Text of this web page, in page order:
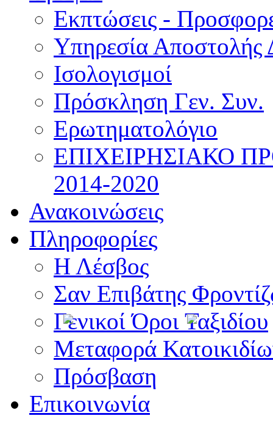
Εκπτώσεις -
Υπηρεσία Αποστολής
Ισολογισμοί
Πρόσκληση Γεν. Συν.
Ερωτηματολόγιο
ΕΠΙΧΕΙΡΗΣΙΑΚΟ
2014-2020
Ανακοινώσεις
Πληροφορίες
Η Λέσβος
Σαν Επιβάτης
Γενικοί Όροι Ταξιδίου
Μεταφορά
Πρόσβαση
Επικοινωνία